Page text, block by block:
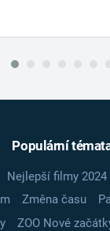
Populární
Nejlepší filmy 2024
Změna času
ZOO Nové